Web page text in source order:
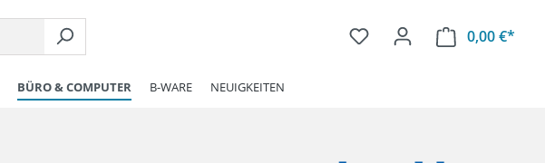
0,00 €*
BÜRO & COMPUTER B-WARE NEUIGKEITEN